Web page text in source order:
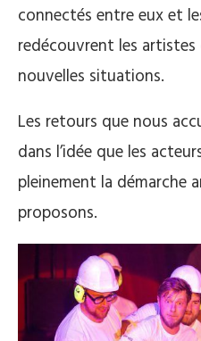
connectés entre eux et
redécouvrent les
nouvelles situations.
Les retours que nous
dans l’idée que les
pleinement la démarche
proposons.